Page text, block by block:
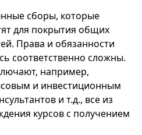
сборы, которые
для покрытия общих
Права и обязанности
соответственно сложны.
например,
и инвестиционным
и т.д., все из
курсов с получением